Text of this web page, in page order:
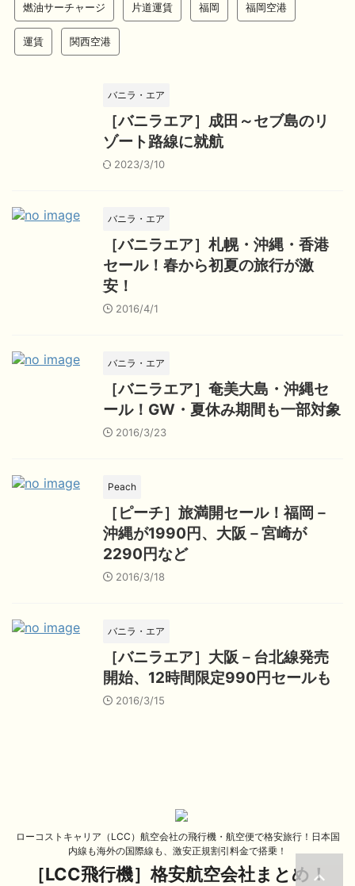
燃油サーチャージ 片道運賃 福岡 福岡空港
運賃 関西空港
バニラ・エア
［バニラエア］成田～セブ島のリ
ゾート路線に就航
2023/3/10
バニラ・エア
［バニラエア］札幌・沖縄・香港
セール！春から初夏の旅行が激
安！
2016/4/1
バニラ・エア
［バニラエア］奄美大島・沖縄セ
ール！GW・夏休み期間も一部対象
2016/3/23
Peach
［ピーチ］旅満開セール！福岡－
沖縄が1990円、大阪－宮崎が
2290円など
2016/3/18
バニラ・エア
［バニラエア］大阪－台北線発売
開始、12時間限定990円セールも
2016/3/15
ローコストキャリア（LCC）航空会社の飛行機・航空便で格安旅行！日本国
内線も海外の国際線も、激安正規割引料金で搭乗！
［LCC飛行機］格安航空会社まとめ！